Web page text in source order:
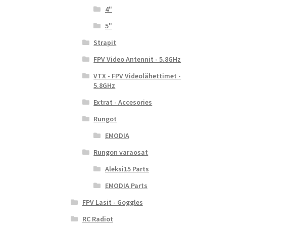
4"
5"
Strapit
FPV Video Antennit - 5.8GHz
VTX - FPV Videolähettimet -
5.8GHz
Extrat - Accesories
Rungot
EMODIA
Rungon varaosat
Aleksi15 Parts
EMODIA Parts
FPV Lasit - Goggles
RC Radiot